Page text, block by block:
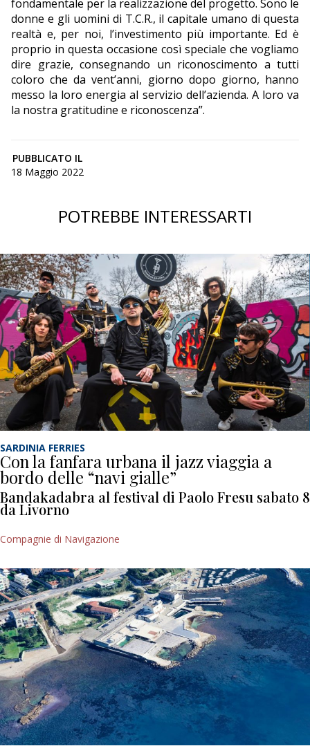
fondamentale per la realizzazione del progetto. Sono le
donne e gli uomini di T.C.R., il capitale umano di questa
realtà e, per noi, l’investimento più importante. Ed è
proprio in questa occasione così speciale che vogliamo
dire grazie, consegnando un riconoscimento a tutti
coloro che da vent’anni, giorno dopo giorno, hanno
messo la loro energia al servizio dell’azienda. A loro va
la nostra gratitudine e riconoscenza”.
PUBBLICATO IL
18 Maggio 2022
POTREBBE INTERESSARTI
SARDINIA FERRIES
Con la fanfara urbana il jazz viaggia a
bordo delle “navi gialle”
Bandakadabra al festival di Paolo Fresu sabato 8
da Livorno
Compagnie di Navigazione